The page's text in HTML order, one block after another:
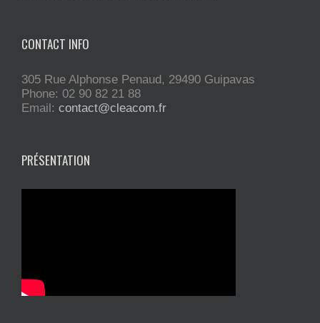
CONTACT INFO
305 Rue Alphonse Penaud, 29490 Guipavas
Phone: 02 90 82 21 88
Email: contact@cleacom.fr
PRÉSENTATION